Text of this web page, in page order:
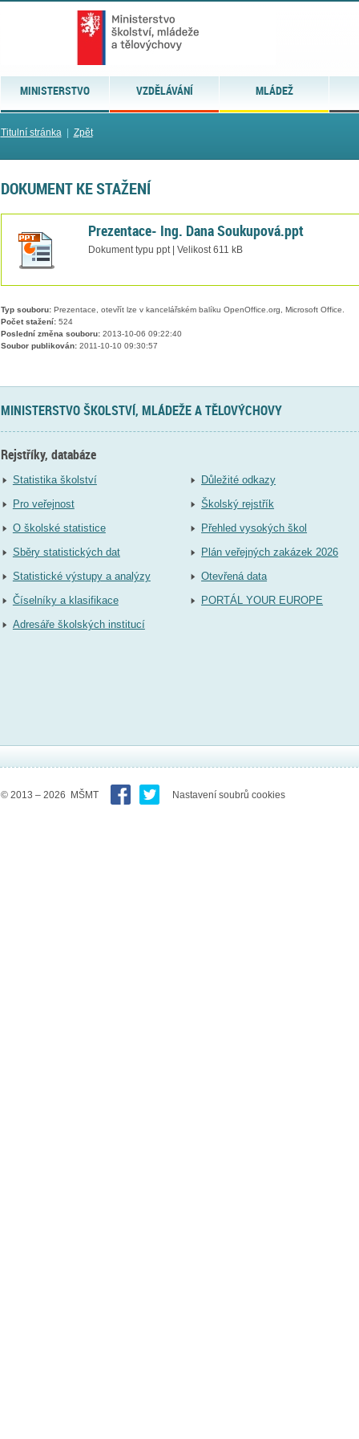
MINISTERSTVO VZDĚLÁVÁNÍ MLÁDEŽ
Titulní stránka| Zpět
DOKUMENT KE STAŽENÍ
Prezentace- Ing. Dana Soukupová.ppt
Dokument typu ppt | Velikost 611 kB
Typ souboru:Prezentace, otevřít lze v kancelářském balíku OpenOffice.org, Microsoft Office.
Počet stažení:524
Poslední změna souboru:2013-10-06 09:22:40
Soubor publikován:2011-10-10 09:30:57
MINISTERSTVO ŠKOLSTVÍ, MLÁDEŽE A TĚLOVÝCHOVY
Rejstříky, databáze
Statistika školství
Pro veřejnost
O školské statistice
Sběry statistických dat
Statistické výstupy a analýzy
Číselníky a klasifikace
Adresáře školských institucí
Důležité odkazy
Školský rejstřík
Přehled vysokých škol
Plán veřejných zakázek 2026
Otevřená data
PORTÁL YOUR EUROPE
© 2013 – 2026 MŠMT Nastavení soubrů cookies